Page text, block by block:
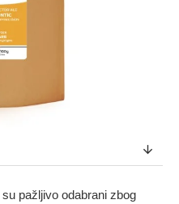
su pažljivo odabrani zbog